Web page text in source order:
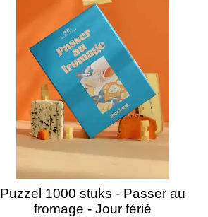
Puzzel 1000 stuks - Passer au
fromage - Jour férié